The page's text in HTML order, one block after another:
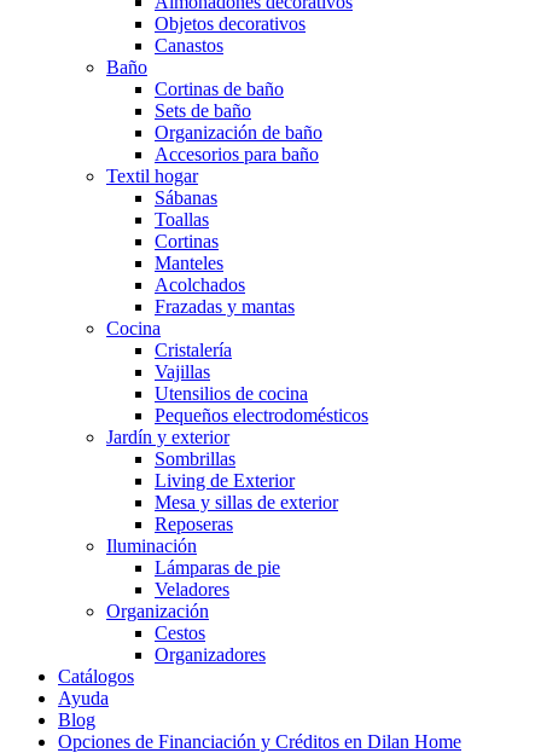
Objetos decorativos
Canastos
Baño
Cortinas de baño
Sets de baño
Organización de baño
Accesorios para baño
Textil hogar
Sábanas
Toallas
Cortinas
Manteles
Acolchados
Frazadas y mantas
Cocina
Cristalería
Vajillas
Utensilios de cocina
Pequeños electrodomésticos
Jardín y exterior
Sombrillas
Living de Exterior
Mesa y sillas de exterior
Reposeras
Iluminación
Lámparas de pie
Veladores
Organización
Cestos
Organizadores
Catálogos
Ayuda
Blog
Opciones de Financiación y Créditos en Dilan Home